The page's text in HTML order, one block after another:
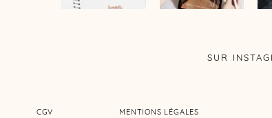
SUR
CGV MENTIONS LÉGALES